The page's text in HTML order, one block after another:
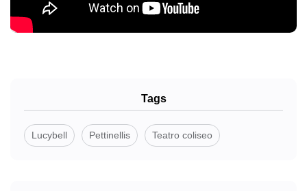
Tags
Lucybell Pettinellis Teatro coliseo